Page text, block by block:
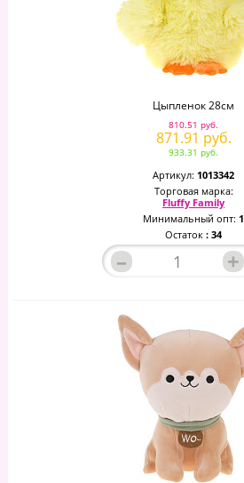
Цыпленок 28см
810.51 руб.
871.91 руб.
933.31 руб.
Артикул: 1013342
Торговая марка:
Fluffy Family
Минимальный опт: 1
Остаток : 34
– +